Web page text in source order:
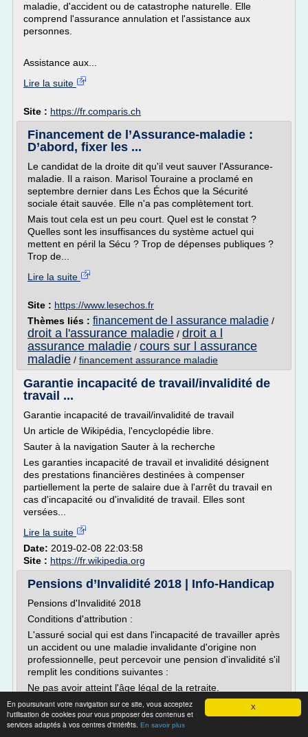
X
En poursuivant votre navigation sur ce site, vous acceptez
l'utilisation de cookies pour vous proposer des contenus et
services adaptés à vos centres d'intérêts. En savoir plus
maladie, d'accident ou de catastrophe naturelle. Elle
comprend l'assurance annulation et l'assistance aux
personnes.
Assistance aux...
Lire la suite
Site : https://fr.comparis.ch
Financement de l’Assurance-maladie :
D’abord, fixer les ...
Le candidat de la droite dit qu'il veut sauver l'Assurance-
maladie. Il a raison. Marisol Touraine a proclamé en
septembre dernier dans Les Échos que la Sécurité
sociale était sauvée. Elle n'a pas complètement tort.
Mais tout cela est un peu court. Quel est le constat ?
Quelles sont les insuffisances du système actuel qui
mettent en péril la Sécu ? Trop de dépenses publiques ?
Trop de...
Lire la suite
Site : https://www.lesechos.fr
Thèmes liés : financement de l assurance maladie /
droit a l'assurance maladie / droit a l
assurance maladie / cours sur l assurance
maladie / financement assurance maladie
Garantie incapacité de travail/invalidité de
travail ...
Garantie incapacité de travail/invalidité de travail
Un article de Wikipédia, l'encyclopédie libre.
Sauter à la navigation Sauter à la recherche
Les garanties incapacité de travail et invalidité désignent
des prestations financières destinées à compenser
partiellement la perte de salaire due à l'arrêt du travail en
cas d'incapacité ou d'invalidité de travail. Elles sont
versées...
Lire la suite
Date: 2019-02-08 22:03:58
Site : https://fr.wikipedia.org
Pensions d’Invalidité 2018 | Info-Handicap
Pensions d'Invalidité 2018
Conditions d'attribution :
L'assuré social qui est dans l'incapacité de travailler après
un accident ou une maladie invalidante d'origine non
professionnelle, peut percevoir une pension d'invalidité s'il
remplit les conditions suivantes :
Ne pas avoir atteint l'âge légal de la retraite.
Justifier de 12 mois d'immatriculation à la sécurité sociale
au premier...